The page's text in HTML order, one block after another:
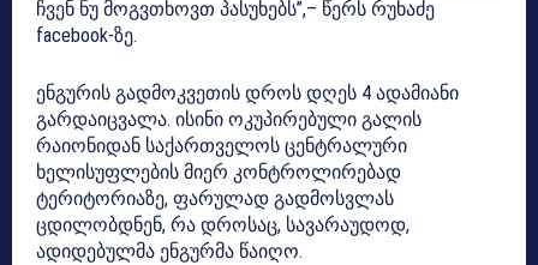
ჩვენ ნუ მოგვთხოვთ პასუხებს”,– წერს რუხაძე
facebook-ზე.
ენგურის გადმოკვეთის დროს დღეს 4 ადამიანი
გარდაიცვალა. ისინი ოკუპირებული გალის
რაიონიდან საქართველოს ცენტრალური
ხელისუფლების მიერ კონტროლირებად
ტერიტორიაზე, ფარულად გადმოსვლას
ცდილობდნენ, რა დროსაც, სავარაუდოდ,
ადიდებულმა ენგურმა წაიღო.